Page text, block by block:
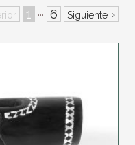
1 ··· 6 Siguiente ›